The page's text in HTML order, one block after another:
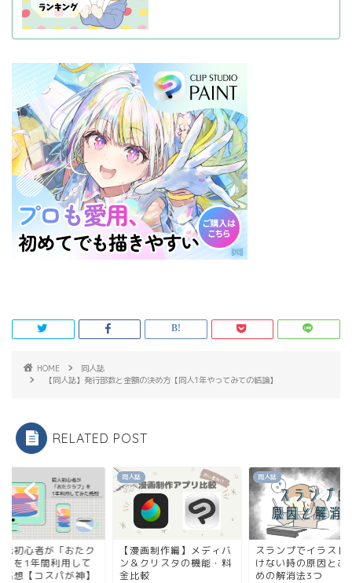
HOME
同人誌
【同人誌】発行部数と金額の決め方【同人1年やってみての結論】
RELATED POST
画制作編】メディバ
クリスタの機能・料
較
同人誌
スランプでイラストが描
けない時の原因とおすす
めの解消法3つ
同人誌
同人誌初心者が「お
ラブ」を1年間利用
みた感想【コスパが